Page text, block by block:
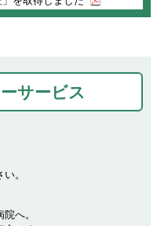
ント基本方針」を制定しま
からセントレアでの配車が
サービス
。
へ。